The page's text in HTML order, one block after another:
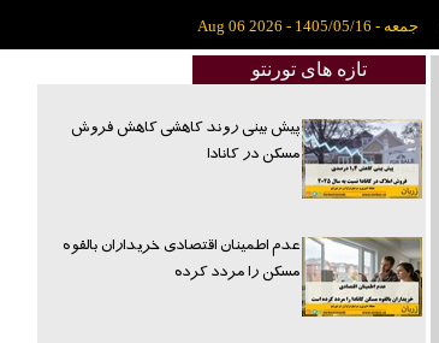
جمعه - 1405/05/16 - Aug 06 2026
تازه های تورنتو
پیش بینی روند کاهشی کاهش فروش
مسکن در کانادا
عدم اطمینان اقتصادی خریداران بالقوه
مسکن را مردد کرده